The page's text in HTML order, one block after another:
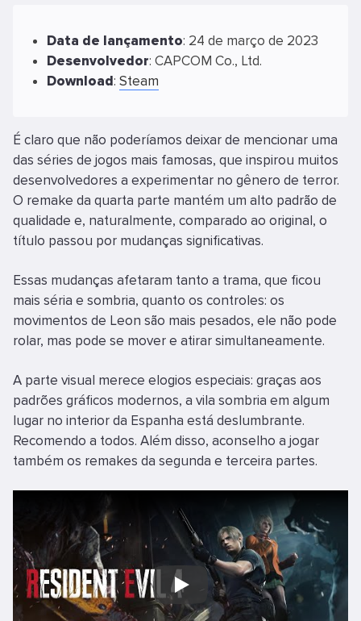
Data de lançamento: 24 de março de 2023
Desenvolvedor: CAPCOM Co., Ltd.
Download: Steam
É claro que não poderíamos deixar de mencionar uma
das séries de jogos mais famosas, que inspirou muitos
desenvolvedores a experimentar no gênero de terror.
O remake da quarta parte mantém um alto padrão de
qualidade e, naturalmente, comparado ao original, o
título passou por mudanças significativas.
Essas mudanças afetaram tanto a trama, que ficou
mais séria e sombria, quanto os controles: os
movimentos de Leon são mais pesados, ele não pode
rolar, mas pode se mover e atirar simultaneamente.
A parte visual merece elogios especiais: graças aos
padrões gráficos modernos, a vila sombria em algum
lugar no interior da Espanha está deslumbrante.
Recomendo a todos. Além disso, aconselho a jogar
também os remakes da segunda e terceira partes.
Play